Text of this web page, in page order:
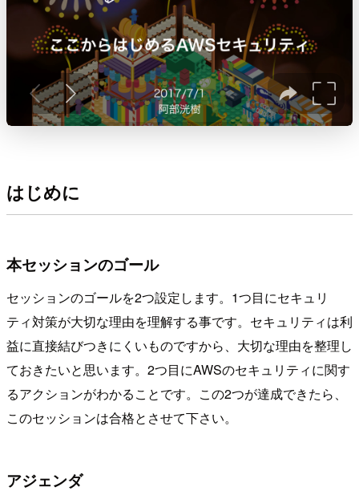
はじめに
本セッションのゴール
セッションのゴールを2つ設定します。1つ目にセキュリ
ティ対策が大切な理由を理解する事です。セキュリティは利
益に直接結びつきにくいものですから、大切な理由を整理し
ておきたいと思います。2つ目にAWSのセキュリティに関す
るアクションがわかることです。この2つが達成できたら、
このセッションは合格とさせて下さい。
アジェンダ